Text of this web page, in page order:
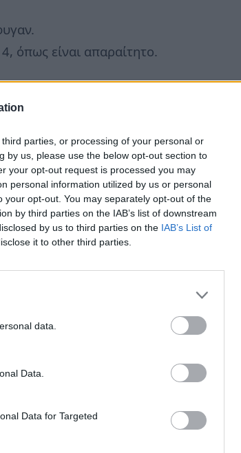
parties, or processing of your personal or
by us, please use the below opt-out section to
your opt-out request is processed you may
personal information utilized by us or personal
opt-out. You may separately opt-out of the
by third parties on the IAB’s list of downstream
by us to third parties on the IAB’s List of
it to other third parties.
data.
Data.
Data for Targeted
όπως είναι απαραίτητο.